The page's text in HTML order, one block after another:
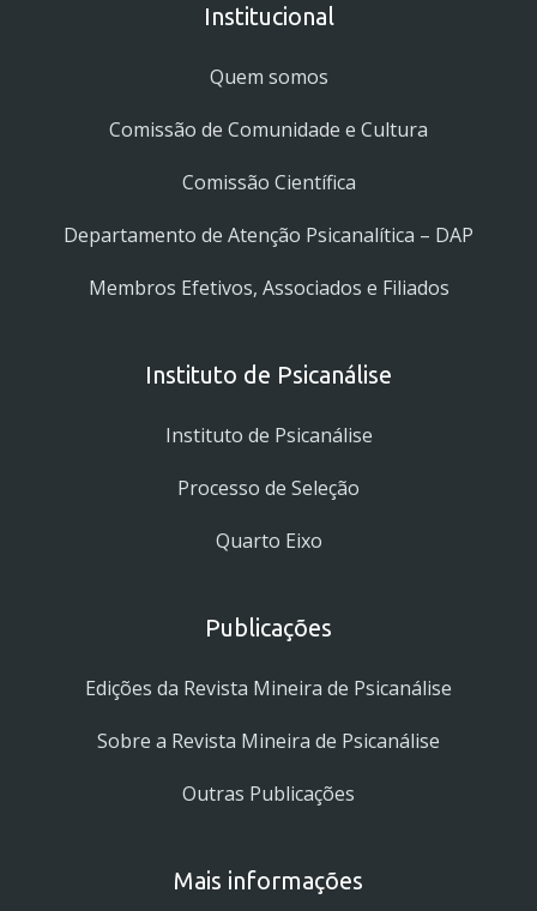
Institucional
Quem somos
Comissão de Comunidade e Cultura
Comissão Científica
Departamento de Atenção Psicanalítica – DAP
Membros Efetivos, Associados e Filiados
Instituto de Psicanálise
Instituto de Psicanálise
Processo de Seleção
Quarto Eixo
Publicações
Edições da Revista Mineira de Psicanálise
Sobre a Revista Mineira de Psicanálise
Outras Publicações
Mais informações